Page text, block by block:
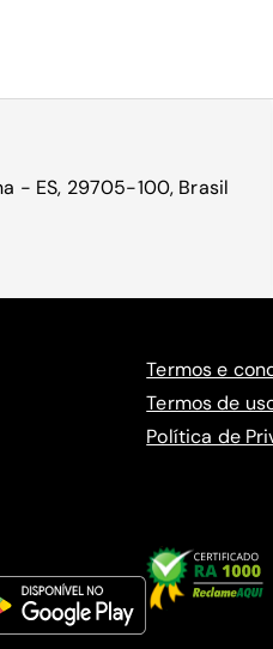
- ES, 29705-100, Brasil
Termos e
Termos de
Política de